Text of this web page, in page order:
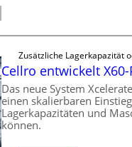
i
c
h
e
r
Zusätzliche Lagerkapazität
Cellro entwickelt
Das neue System
einen skalierbaren
Lagerkapazitäten und
können.